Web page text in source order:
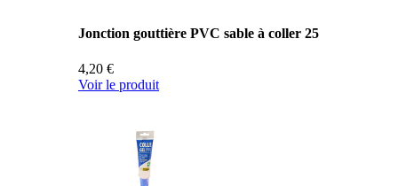
Jonction gouttière PVC sable à coller 25
4,20 €
Voir le produit